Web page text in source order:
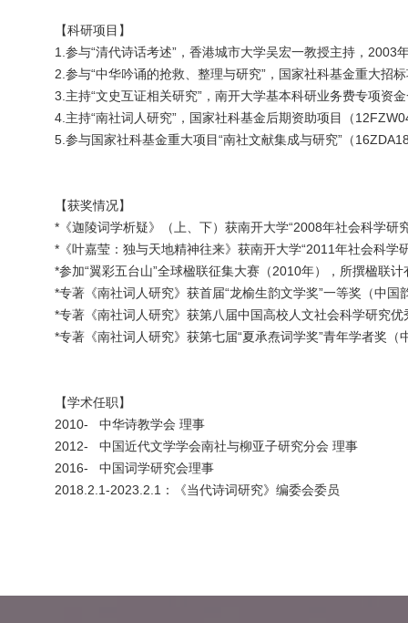
【科研项目】
1.参与“清代诗话考述”，香港城市大学吴宏一教授主持，
2.参与“中华吟诵的抢救、整理与研究”，国家社科基金重大招
3.主持“文史互证相关研究”，南开大学基本科研业务费专项资
4.主持“南社词人研究”，国家社科基金后期资助项目（
5.参与国家社科基金重大项目“南社文献集成与研究”（
【获奖情况】
*《迦陵词学析疑》（上、下）获南开大学“2008年社会科学研
*《叶嘉莹：独与天地精神往来》获南开大学“2011年社会科学
*参加“翼彩五台山”全球楹联征集大赛（2010年），所撰楹联
*专著《南社词人研究》获首届“龙榆生韵文学奖”一等奖（中国
*专著《南社词人研究》获第八届中国高校人文社会科学研究
*专著《南社词人研究》获第七届“夏承焘词学奖”青年学者奖（
【学术任职】
2010- 中华诗教学会 理事
2012- 中国近代文学学会南社与柳亚子研究分会 理事
2016- 中国词学研究会理事
2018.2.1-2023.2.1：《当代诗词研究》编委会委员